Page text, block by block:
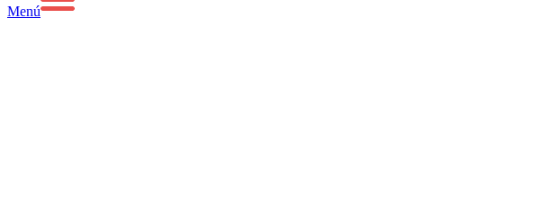
Menú